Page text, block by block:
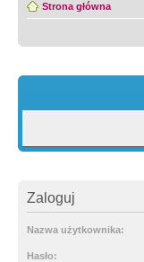
Strona główna
Zaloguj
Nazwa użytkownika:
Hasło: